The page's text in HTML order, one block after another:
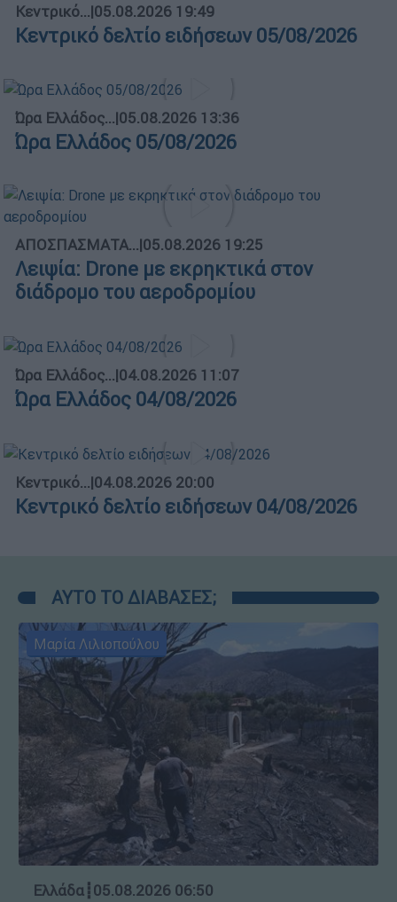
Κεντρικό...|05.08.2026 19:49
Κεντρικό δελτίο ειδήσεων 05/08/2026
Ώρα Ελλάδος...|05.08.2026 13:36
Ώρα Ελλάδος 05/08/2026
ΑΠΟΣΠΑΣΜΑΤΑ...|05.08.2026 19:25
Λειψία: Drone με εκρηκτικά στον
διάδρομο του αεροδρομίου
Ώρα Ελλάδος...|04.08.2026 11:07
Ώρα Ελλάδος 04/08/2026
Κεντρικό...|04.08.2026 20:00
Κεντρικό δελτίο ειδήσεων 04/08/2026
ΑΥΤΟ ΤΟ ΔΙΑΒΑΣΕΣ;
Μαρία Λιλιοπούλου
Ελλάδα┋05.08.2026 06:50